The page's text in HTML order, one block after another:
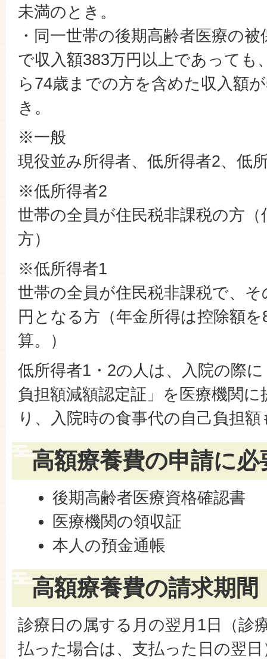
未満のとき。
・同一世帯の後期高齢者医療の
で収入額383万円以上であっても
ら74歳までの方を含めた収入額
き。
※一般
現役並み所得者、低所得者2、低
※低所得者2
世帯の全員が住民税非課税の方
方）
※低所得者1
世帯の全員が住民税非課税で、
円となる方（年金所得は控除額
算。）
低所得者1・2の人は、入院の際
負担額減額認定証」を医療機関
り、入院時の食事代の自己負担
高額療養費の申請に必
後期高齢者医療資格確認書
医療機関の領収証
本人の預金通帳
高額療養費の請求期間
診療日の属する月の翌月1日（診
払った場合は、支払った日の翌